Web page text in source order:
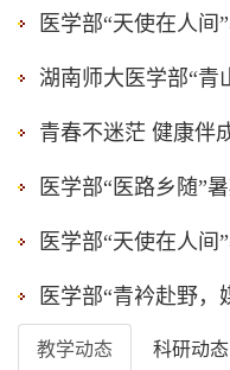
教学动态 科研动态